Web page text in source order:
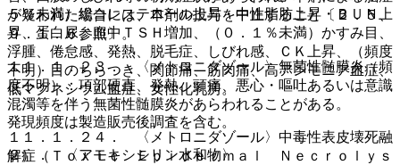
５％未満）総コレステロール上昇・中性脂肪上昇・ＢＵＮ上
昇、蛋白尿、血中ＴＳＨ増加、（０．１％未満）かすみ目、
浮腫、倦怠感、発熱、脱毛症、しびれ感、ＣＫ上昇、（頻度
不明）目のちらつき、関節痛、筋肉痛、高アンモニア血症、
低マグネシウム血症、女性化乳房。
発現頻度は製造販売後調査を含む。
２）． 〈アモキシシリン水和物〉
が疑われた場合には、本剤の投与を中止すること〔２．５、
９．１．６参照〕。
１１．１．２３． 〈メトロニダゾール〉無菌性髄膜炎（頻
度不明）：項部硬直、発熱、頭痛、悪心・嘔吐あるいは意識
混濁等を伴う無菌性髄膜炎があらわれることがある。
１１．１．２４． 〈メトロニダゾール〉中毒性表皮壊死融
解症（Ｔｏｘｉｃ Ｅｐｉｄｅｒｍａｌ Ｎｅｃｒｏｌｙｓ